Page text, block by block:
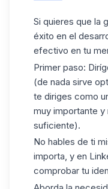
Si quieres que la
éxito en el
efectivo en tu
Primer paso:
(de nada sirve
te diriges como
muy importante
suficiente).
No hables de ti
importa, y en
comprobar tu